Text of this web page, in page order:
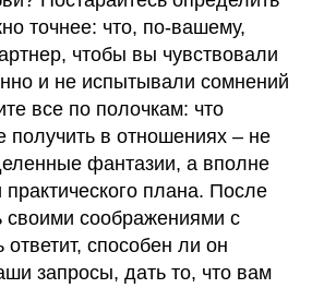
точнее: что, по-вашему,
чтобы вы чувствовали
и не испытывали сомнений
все по полочкам: что
получить в отношениях – не
фантазии, а вполне
плана. После
своими соображениями с
способен ли он
запросы, дать то, что вам